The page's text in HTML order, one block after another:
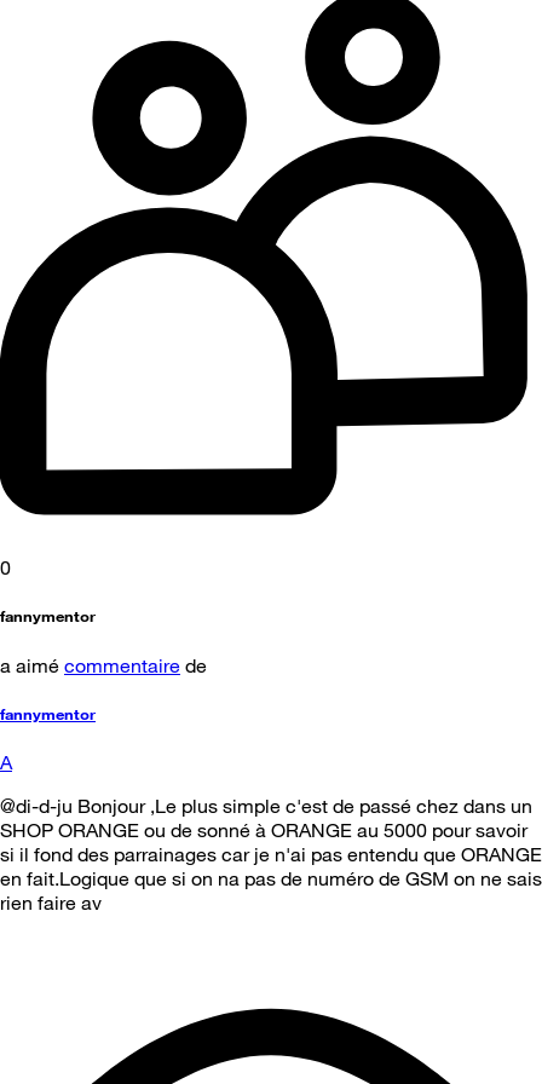
0
fannymentor
a aimé commentaire de
fannymentor
A
@di-d-ju Bonjour ,Le plus simple c'est de passé chez dans un
SHOP ORANGE ou de sonné à ORANGE au 5000 pour savoir
si il fond des parrainages car je n'ai pas entendu que ORANGE
en fait.Logique que si on na pas de numéro de GSM on ne sais
rien faire av